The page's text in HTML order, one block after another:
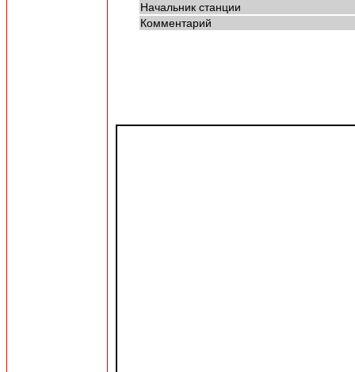
Начальник станции
Комментарий